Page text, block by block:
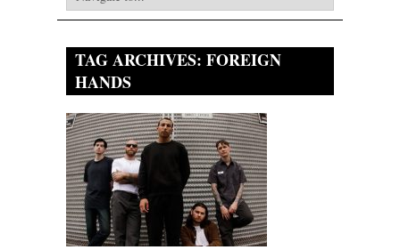
TAG ARCHIVES: FOREIGN
HANDS